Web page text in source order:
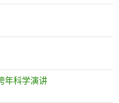
年科学演讲